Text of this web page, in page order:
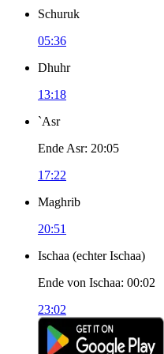
Schuruk
05:36
Dhuhr
13:18
`Asr
Ende Asr: 20:05
17:22
Maghrib
20:51
Ischaa (echter Ischaa)
Ende von Ischaa: 00:02
23:02